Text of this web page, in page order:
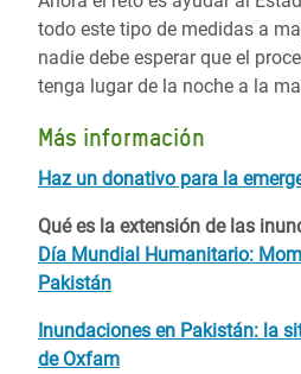
todo este tipo de medidas a
nadie debe esperar que el
tenga lugar de la noche a la
Más información
Haz un donativo para la
Qué es la extensión de las
Día Mundial Humanitario:
Pakistán
Inundaciones en Pakistán: la
de Oxfam